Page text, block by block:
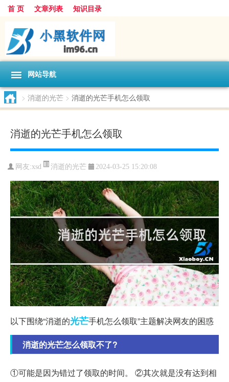
首 页 文章列表 知识目录
网站导航
> 消逝的光芒 > 消逝的光芒手机怎么领取
消逝的光芒手机怎么领取
网友:xsd 消逝的光芒 2024-03-25 15:20:08
以下围绕“消逝的光芒手机怎么领取”主题解决网友的困惑
消逝的光芒怎么领取不了?
①可能是因为错过了领取的时间。 ②其次就是没有达到相